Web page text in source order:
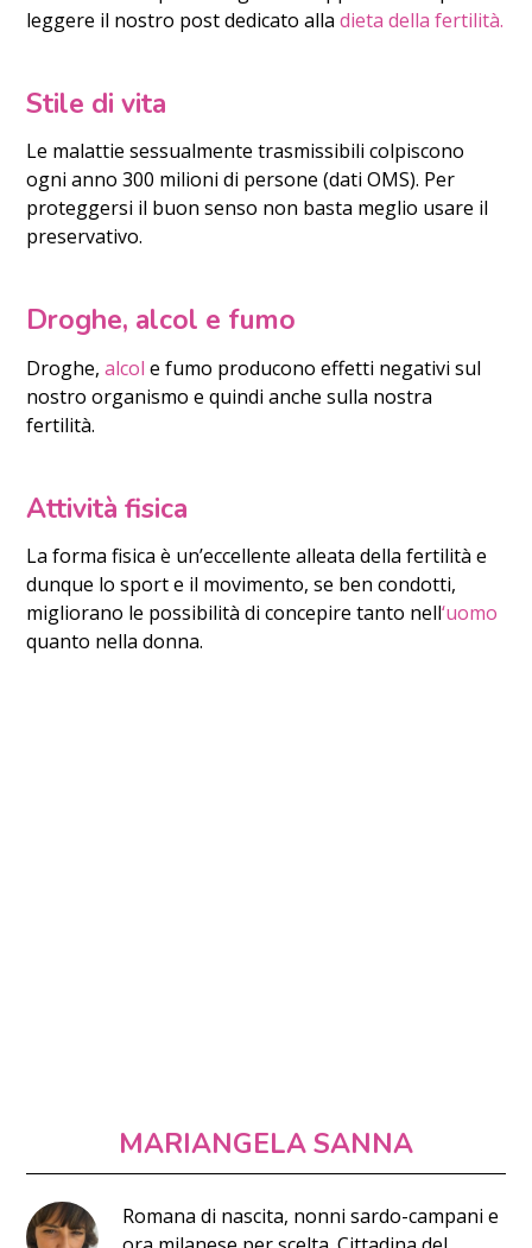
leggere il nostro post dedicato alladieta della fertilità.
Stile di vita
Le malattie sessualmente trasmissibili colpiscono
ogni anno 300 milioni di persone (dati OMS). Per
proteggersi il buon senso non basta meglio usare il
preservativo.
Droghe, alcol e fumo
Droghe,alcol e fumo producono effetti negativi sul
nostro organismo e quindi anche sulla nostra
fertilità.
Attività fisica
La forma fisica è un’eccellente alleata della fertilità e
dunque lo sport e il movimento, se ben condotti,
migliorano le possibilità di concepire tanto nell‘uomo
quanto nella donna.
MARIANGELA SANNA
Romana di nascita, nonni sardo-campani e